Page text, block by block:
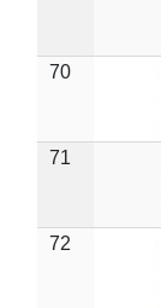
70
71
72